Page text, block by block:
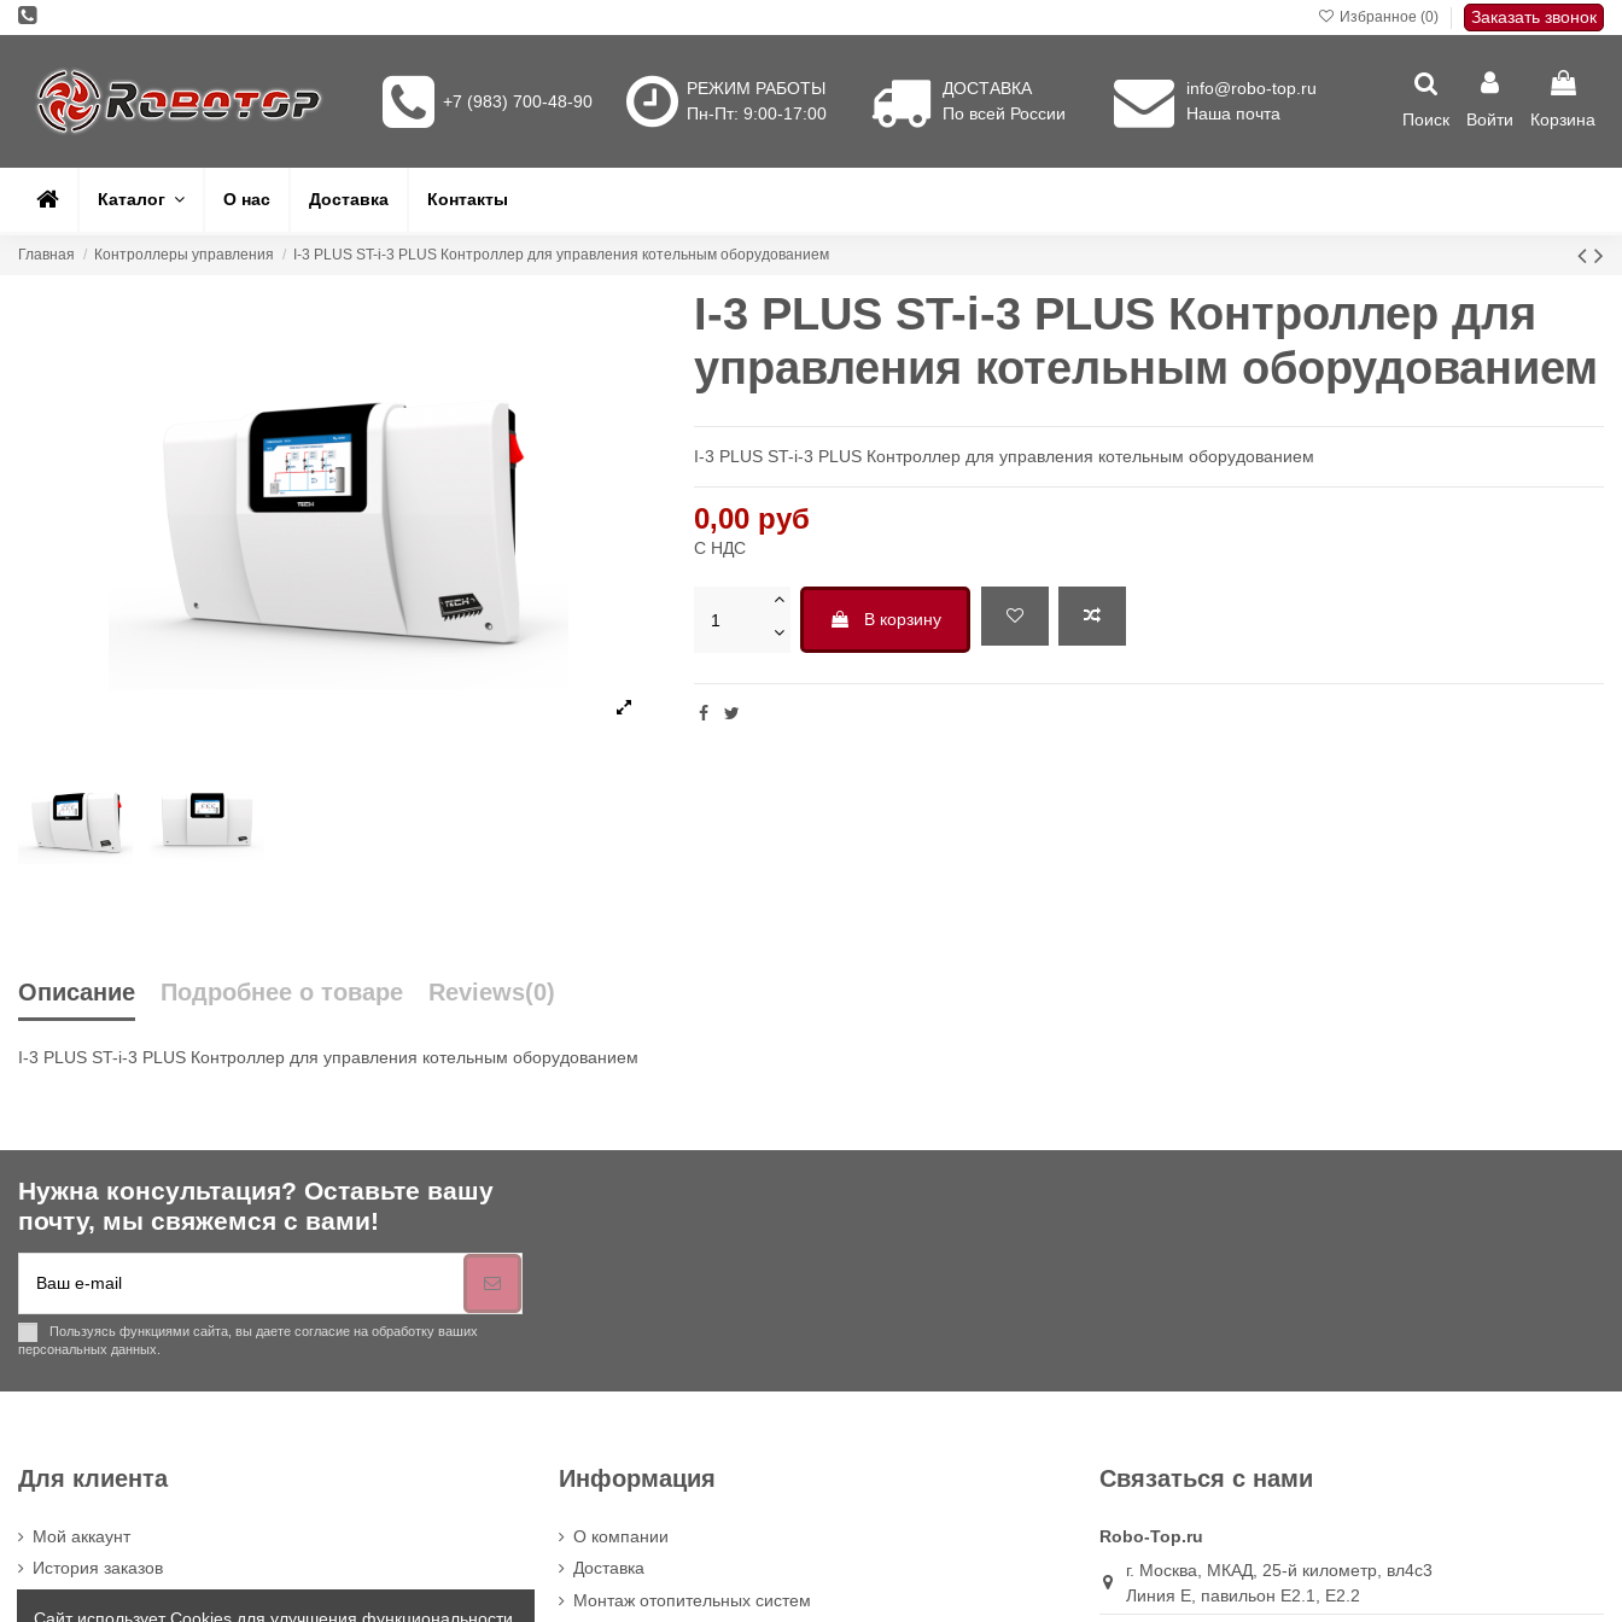
Избранное (0) Заказать звонок
+7 (983) 700-48-90
РЕЖИМ РАБОТЫ
Пн-Пт: 9:00-17:00
ДОСТАВКА
По всей России
info@robo-top.ru
Наша почта
Поиск Войти Корзина
Каталог О нас Доставка Контакты
Главная Контроллеры управления I-3 PLUS ST-i-3 PLUS Контроллер для управления котельным оборудованием
I-3 PLUS ST-i-3 PLUS Контроллер для
управления котельным оборудованием
I-3 PLUS ST-i-3 PLUS Контроллер для управления котельным оборудованием
0,00 руб
С НДС
В корзину
Описание Подробнее о товаре Reviews(0)
I-3 PLUS ST-i-3 PLUS Контроллер для управления котельным оборудованием
Нужна консультация? Оставьте вашу
почту, мы свяжемся с вами!
Пользуясь функциями сайта, вы даете согласие на обработку ваших
персональных данных.
Для клиента
Мой аккаунт
История заказов
Информация
О компании
Доставка
Монтаж отопительных систем
Связаться с нами
Robo-Top.ru
г. Москва, МКАД, 25-й километр, вл4с3
Линия Е, павильон Е2.1, Е2.2